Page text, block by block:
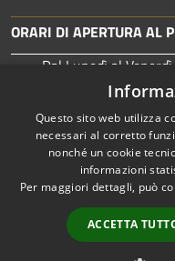
ORARI DI APERTURA AL
Dal Lunedì al
Martedì: 15:30-17:00
Accessibilità
Questo sito web utilizza
necessari al corretto
nonché un cookie
informazioni
Per maggiori dettagli, può
ACCETTA